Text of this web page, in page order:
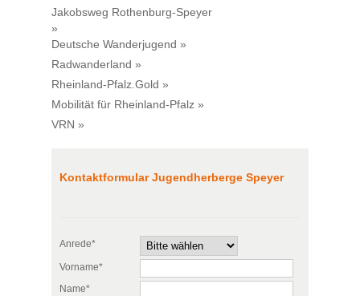
Jakobsweg Rothenburg-Speyer
»
Deutsche Wanderjugend »
Radwanderland »
Rheinland-Pfalz.Gold »
Mobilität für Rheinland-Pfalz »
VRN »
Kontaktformular Jugendherberge Speyer
Anrede*
Vorname*
Name*